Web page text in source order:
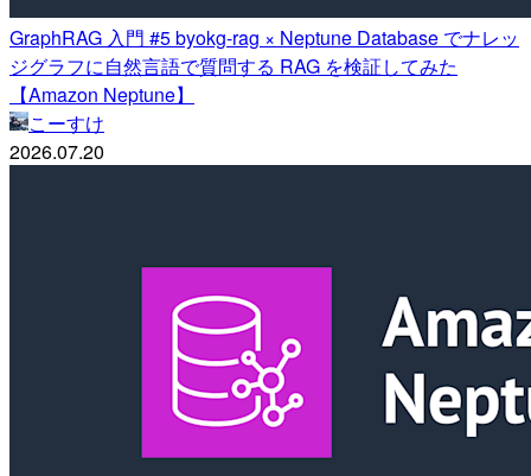
GraphRAG 入門 #5 byokg-rag × Neptune Database でナレッ
ジグラフに自然言語で質問する RAG を検証してみた
【Amazon Neptune】
こーすけ
2026.07.20